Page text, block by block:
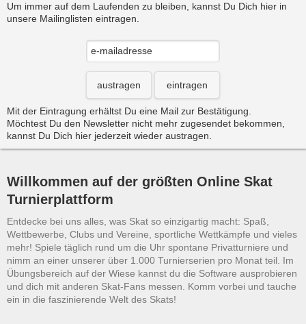
Um immer auf dem Laufenden zu bleiben, kannst Du Dich hier in
unsere Mailinglisten eintragen.
austragen eintragen
Mit der Eintragung erhältst Du eine Mail zur Bestätigung.
Möchtest Du den Newsletter nicht mehr zugesendet bekommen,
kannst Du Dich hier jederzeit wieder austragen.
Willkommen auf der größten Online Skat
Turnierplattform
Entdecke bei uns alles, was Skat so einzigartig macht: Spaß,
Wettbewerbe, Clubs und Vereine, sportliche Wettkämpfe und vieles
mehr! Spiele täglich rund um die Uhr spontane Privatturniere und
nimm an einer unserer über 1.000 Turnierserien pro Monat teil. Im
Übungsbereich auf der Wiese kannst du die Software ausprobieren
und dich mit anderen Skat-Fans messen. Komm vorbei und tauche
ein in die faszinierende Welt des Skats!